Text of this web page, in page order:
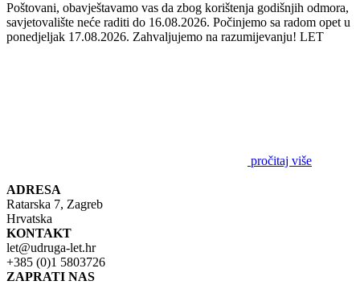
Poštovani, obavještavamo vas da zbog korištenja godišnjih odmora,
savjetovalište neće raditi do 16.08.2026. Počinjemo sa radom opet u
ponedjeljak 17.08.2026. Zahvaljujemo na razumijevanju! LET
pročitaj više
ADRESA
Ratarska 7, Zagreb
Hrvatska
KONTAKT
let@udruga-let.hr
+385 (0)1 5803726
ZAPRATI NAS